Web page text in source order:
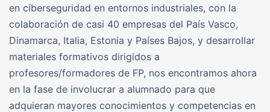
en ciberseguridad en entornos industriales, con la
colaboración de casi 40 empresas del País Vasco,
Dinamarca, Italia, Estonia y Países Bajos, y desarrollar
materiales formativos dirigidos a
profesores/formadores de FP, nos encontramos ahora
en la fase de involucrar a alumnado para que
adquieran mayores conocimientos y competencias en